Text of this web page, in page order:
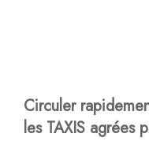
Circuler
les TAXIS agrées